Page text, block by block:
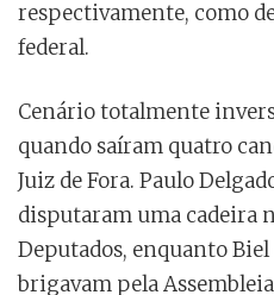
respectivamente, como
federal.
Cenário totalmente
quando saíram quatro
Juiz de Fora. Paulo
disputaram uma cadeira
Deputados, enquanto Biel
brigavam pela